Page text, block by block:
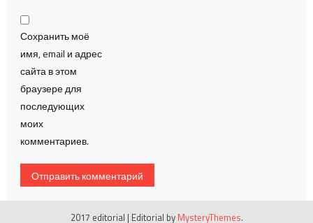
Сохранить моё
имя, email и адрес
сайта в этом
браузере для
последующих
моих
комментариев.
2017 editorial | Editorial by MysteryThemes.